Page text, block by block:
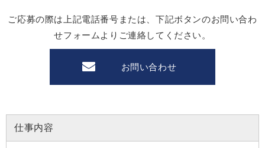
ご応募の際は上記電話番号または、下記ボタンのお問い合わ
せフォームよりご連絡してください。
お問い合わせ
仕事内容